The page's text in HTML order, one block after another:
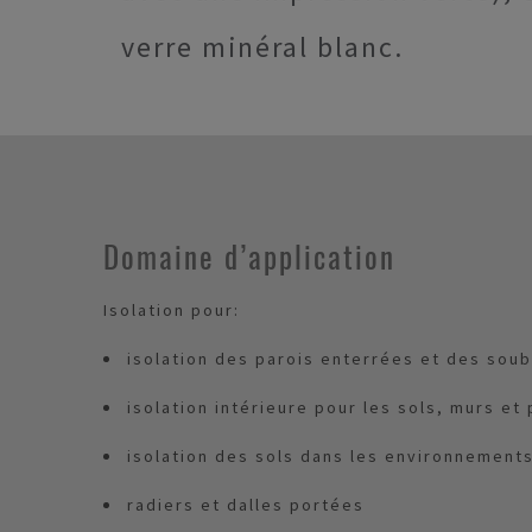
verre minéral blanc.
Domaine d’application
Isolation pour:
isolation des parois enterrées et des
isolation intérieure pour les sols, murs et
isolation des sols dans les
radiers et dalles portées